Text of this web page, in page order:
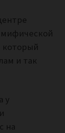
мифической
который
и так
у
на